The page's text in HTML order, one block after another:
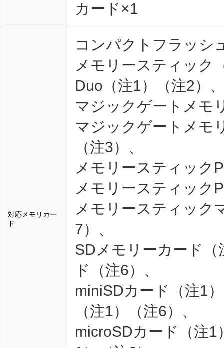
カード×1
対応メモリカー
ド
コンパクトフラッシ
メモリースティック
Duo（注1）（注2）
マジックゲートメモ
マジックゲートメモ
（注3）、
メモリースティック
メモリースティック
メモリースティック
7）、
SDメモリーカード
ド（注6）、
miniSDカード（注1
（注1）（注6）、
microSDカード（注